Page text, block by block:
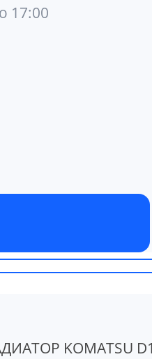
17:00
KOMATSU